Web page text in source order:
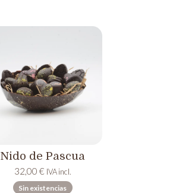
Nido de Pascua
32,00 € IVA incl.
Sin existencias